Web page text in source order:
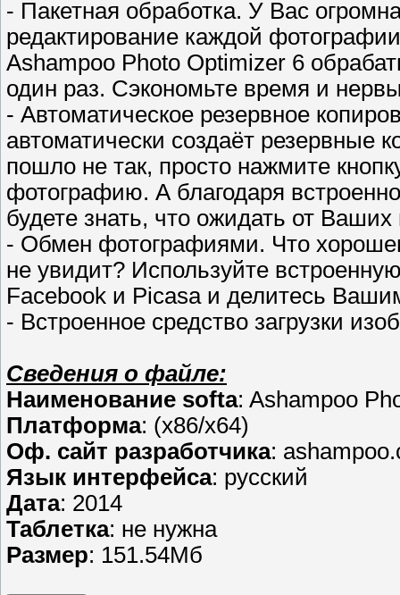
- Пакетная обработка. У Вас
редактирование каждой
Ashampoo Photo Optimizer 6
один раз. Сэкономьте время и
- Автоматическое резервное
автоматически создаёт резервные
пошло не так, просто нажмите
фотографию. А благодаря
будете знать, что ожидать от
- Обмен фотографиями. Что
не увидит? Используйте
Facebook и Picasa и делитесь
- Встроенное средство загрузки
Сведения о файле:
Наименование softa: Ashampoo
Платформа: (x86/x64)
Оф. сайт разработчика:
Язык интерфейса: русский
Дата: 2014
Таблетка: не нужна
Размер: 151.54Мб